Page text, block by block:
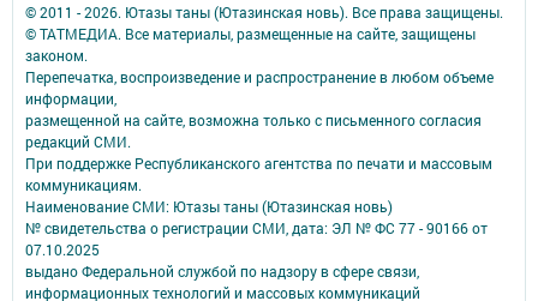
© 2011 - 2026. Ютазы таны (Ютазинская новь). Все права защищены.
© ТАТМЕДИА. Все материалы, размещенные на сайте, защищены
законом.
Перепечатка, воспроизведение и распространение в любом объеме
информации,
размещенной на сайте, возможна только с письменного согласия
редакций СМИ.
При поддержке Республиканского агентства по печати и массовым
коммуникациям.
Наименование СМИ: Ютазы таны (Ютазинская новь)
№ свидетельства о регистрации СМИ, дата: ЭЛ № ФС 77 - 90166 от
07.10.2025
выдано Федеральной службой по надзору в сфере связи,
информационных технологий и массовых коммуникаций